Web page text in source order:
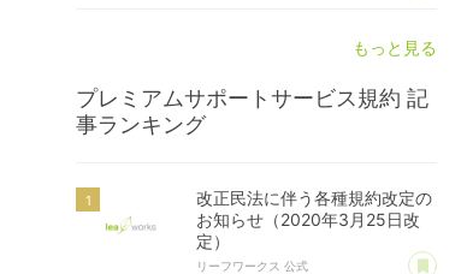
もっと見る
プレミアムサポートサービス規約 記
事ランキング
改正民法に伴う各種規約改定の
お知らせ（2020年3月25日改
定）
リーフワークス 公式 あ